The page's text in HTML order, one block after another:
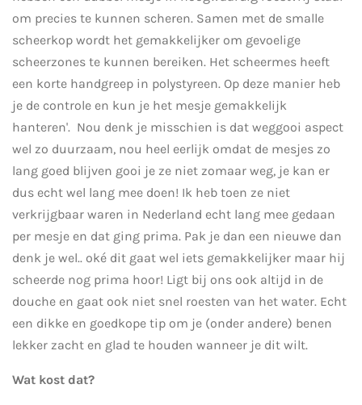
om precies te kunnen scheren. Samen met de smalle
scheerkop wordt het gemakkelijker om gevoelige
scheerzones te kunnen bereiken. Het scheermes heeft
een korte handgreep in polystyreen. Op deze manier heb
je de controle en kun je het mesje gemakkelijk
hanteren'. Nou denk je misschien is dat weggooi aspect
wel zo duurzaam, nou heel eerlijk omdat de mesjes zo
lang goed blijven gooi je ze niet zomaar weg, je kan er
dus echt wel lang mee doen! Ik heb toen ze niet
verkrijgbaar waren in Nederland echt lang mee gedaan
per mesje en dat ging prima. Pak je dan een nieuwe dan
denk je wel.. oké dit gaat wel iets gemakkelijker maar hij
scheerde nog prima hoor! Ligt bij ons ook altijd in de
douche en gaat ook niet snel roesten van het water. Echt
een dikke en goedkope tip om je (onder andere) benen
lekker zacht en glad te houden wanneer je dit wilt.
Wat kost dat?